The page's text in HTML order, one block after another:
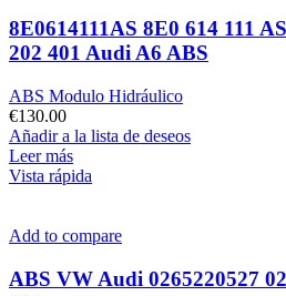
8E0614111AS 8E0 614 111
202 401 Audi A6 ABS
ABS Modulo Hidráulico
€130.00
Añadir a la lista de deseos
Leer más
Vista rápida
Add to compare
ABS VW Audi 0265220527